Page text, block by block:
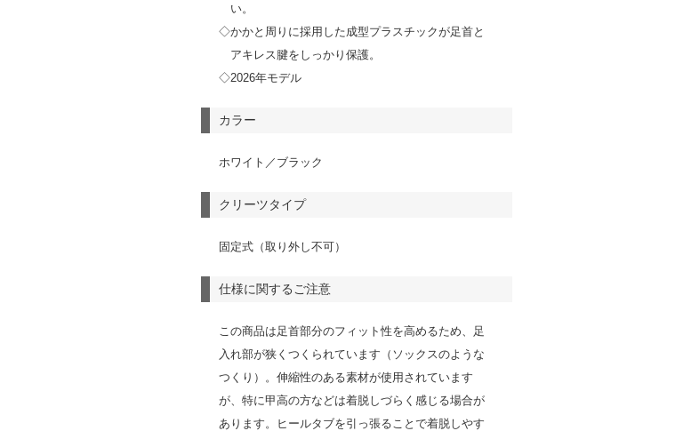
い。
◇かかと周りに採用した成型プラスチックが足首と
アキレス腱をしっかり保護。
◇2026年モデル
カラー
ホワイト／ブラック
クリーツタイプ
固定式（取り外し不可）
仕様に関するご注意
この商品は足首部分のフィット性を高めるため、足
入れ部が狭くつくられています（ソックスのような
つくり）。伸縮性のある素材が使用されています
が、特に甲高の方などは着脱しづらく感じる場合が
あります。ヒールタブを引っ張ることで着脱しやす